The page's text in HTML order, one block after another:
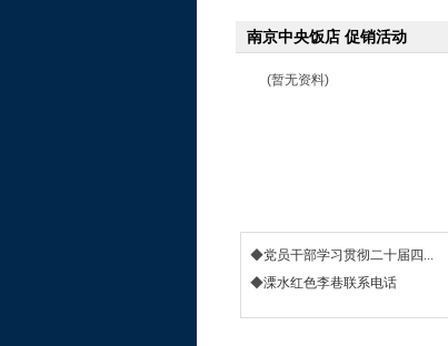
南京中央饭店 促销活动
(暂无资料)
◆党员干部学习贯彻二十届四...
◆溧水红色李巷联系电话